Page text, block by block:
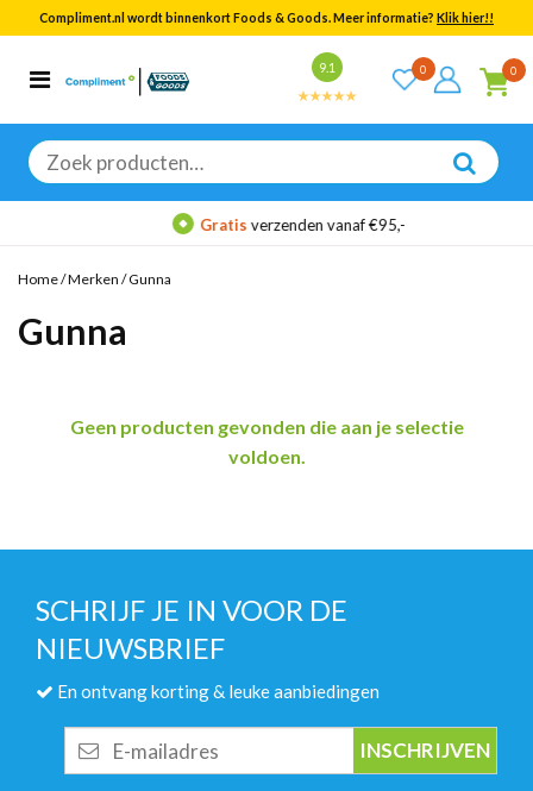
Compliment.nl wordt binnenkort Foods & Goods. Meer informatie? Klik hier!!
9.1 0 0
Zoeken
naar:
Categorieën
Bekijk alle resultaten
Gratisverzenden vanaf €95,-
Home/Merken /Gunna
Gunna
Geen producten gevonden die aan je selectie
voldoen.
SCHRIJF JE IN VOOR DE
NIEUWSBRIEF
En ontvang korting & leuke aanbiedingen
mailadres